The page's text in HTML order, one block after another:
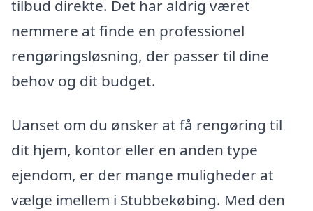
tilbud direkte. Det har aldrig været
nemmere at finde en professionel
rengøringsløsning, der passer til dine
behov og dit budget.
Uanset om du ønsker at få rengøring til
dit hjem, kontor eller en anden type
ejendom, er der mange muligheder at
vælge imellem i Stubbekøbing. Med den